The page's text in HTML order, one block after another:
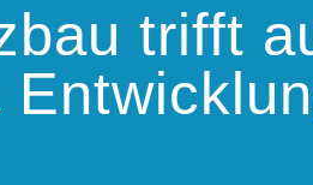
trifft